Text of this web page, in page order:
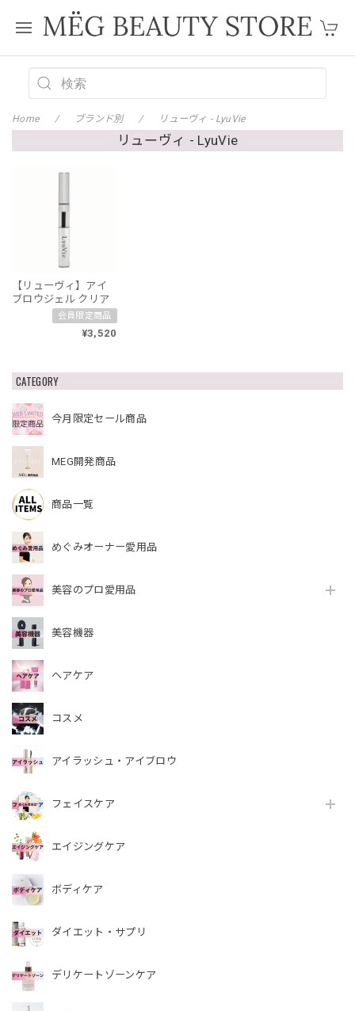
CATEGORY
今月限定セール商品
MEG開発商品
商品一覧
めぐみオーナー愛用品
美容のプロ愛用品
美容機器
ヘアケア
コスメ
アイラッシュ・アイブロウ
フェイスケア
エイジングケア
ボディケア
ダイエット・サプリ
デリケートゾーンケア
Home ブランド別 リューヴィ - LyuVie
リューヴィ - LyuVie
【リューヴィ】アイ
ブロウジェル クリア
会員限定商品
¥3,520